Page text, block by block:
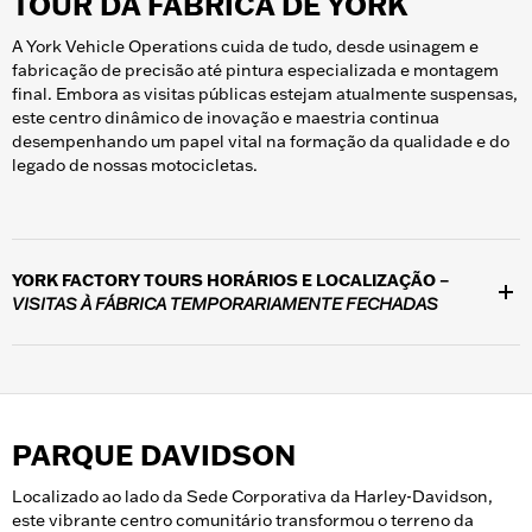
sexta-feira, estão sujeitos à disponibilidade e devem ser
Ligue para (262) 502-8239 para reservar a experiência do seu
grupo.
A York Vehicle Operations cuida de tudo, desde usinagem e
fabricação de precisão até pintura especializada e montagem
final. Embora as visitas públicas estejam atualmente suspensas,
este centro dinâmico de inovação e maestria continua
desempenhando um papel vital na formação da qualidade e do
legado de nossas motocicletas.
YORK FACTORY TOURS HORÁRIOS E LOCALIZAÇÃO –
VISITAS À FÁBRICA TEMPORARIAMENTE FECHADAS
Localizado em 1425 Eden Road, York, PA, 17402. As visitas
PARQUE DAVIDSON
Localizado ao lado da Sede Corporativa da Harley-Davidson,
este vibrante centro comunitário transformou o terreno da